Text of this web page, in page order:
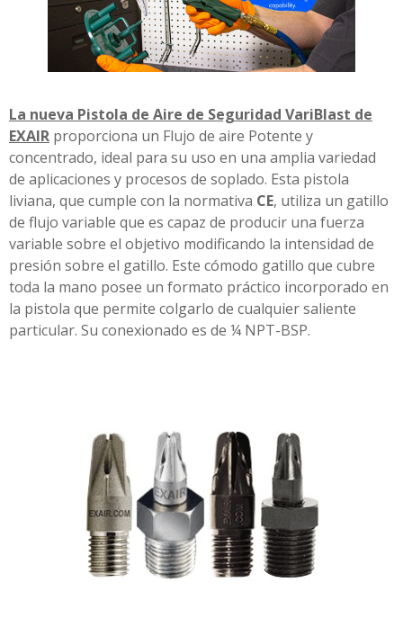
La nueva Pistola de Aire de Seguridad VariBlast de
EXAIR proporciona un Flujo de aire Potente y
concentrado, ideal para su uso en una amplia variedad
de aplicaciones y procesos de soplado. Esta pistola
liviana, que cumple con la normativa CE, utiliza un gatillo
de flujo variable que es capaz de producir una fuerza
variable sobre el objetivo modificando la intensidad de
presión sobre el gatillo. Este cómodo gatillo que cubre
toda la mano posee un formato práctico incorporado en
la pistola que permite colgarlo de cualquier saliente
particular. Su conexionado es de ¼ NPT-BSP.